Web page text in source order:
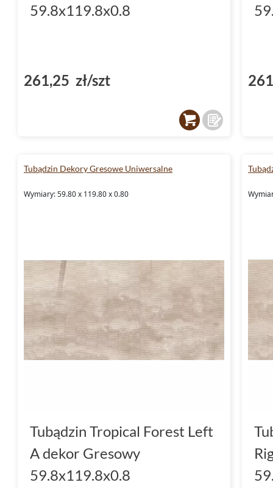
59.8x119.8x0.8
261,25 zł/szt
Tubądzin Dekory Gresowe Uniwersalne
Wymiary: 59.80 x 119.80 x 0.80
Tubądzin Tropical Forest Left
A dekor Gresowy
59.8x119.8x0.8